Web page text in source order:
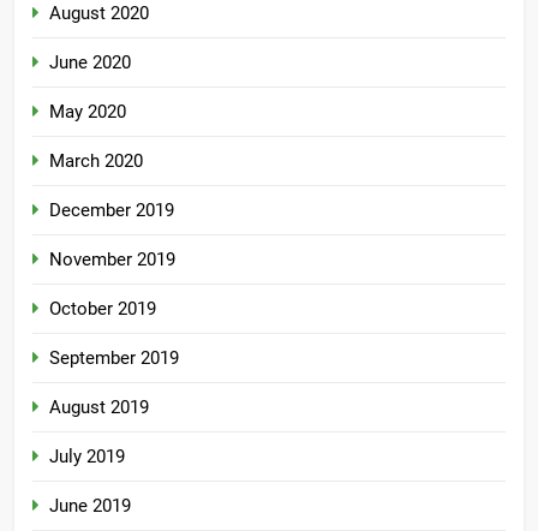
August 2020
June 2020
May 2020
March 2020
December 2019
November 2019
October 2019
September 2019
August 2019
July 2019
June 2019